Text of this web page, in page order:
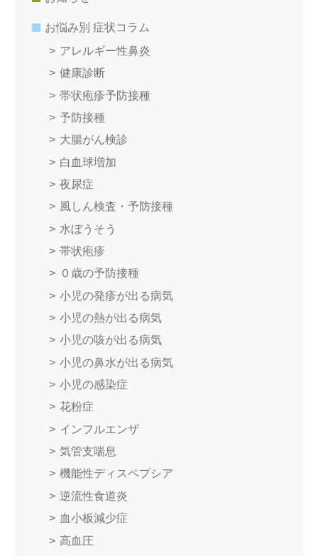
お悩み別 症状コラム
アレルギー性鼻炎
健康診断
帯状疱疹予防接種
予防接種
大腸がん検診
白血球増加
夜尿症
風しん検査・予防接種
水ぼうそう
帯状疱疹
０歳の予防接種
小児の発疹が出る病気
小児の熱が出る病気
小児の咳が出る病気
小児の鼻水が出る病気
小児の感染症
花粉症
インフルエンザ
気管支喘息
機能性ディスペプシア
逆流性食道炎
血小板減少症
高血圧